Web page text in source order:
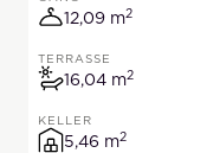
12,09 m212,09
TERRASSE
16,04 m216,04
KELLER
5,46 m25,46